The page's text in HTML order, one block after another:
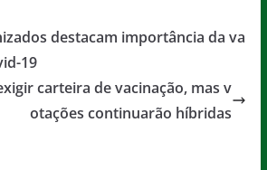
l s
p
p
a
e
destacam importância da va
19
carteira de vacinação, mas v
otações continuarão híbridas